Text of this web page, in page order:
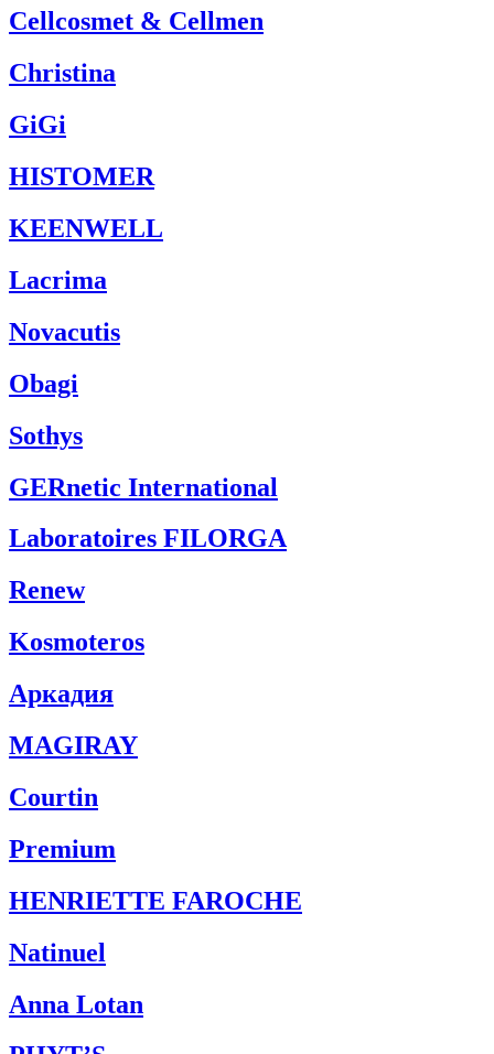
Cellcosmet & Cellmen
Christina
GiGi
HISTOMER
KEENWELL
Lacrima
Novacutis
Obagi
Sothys
GERnetic International
Laboratoires FILORGA
Renew
Kosmoteros
Аркадия
MAGIRAY
Courtin
Premium
HENRIETTE FAROCHE
Natinuel
Anna Lotan